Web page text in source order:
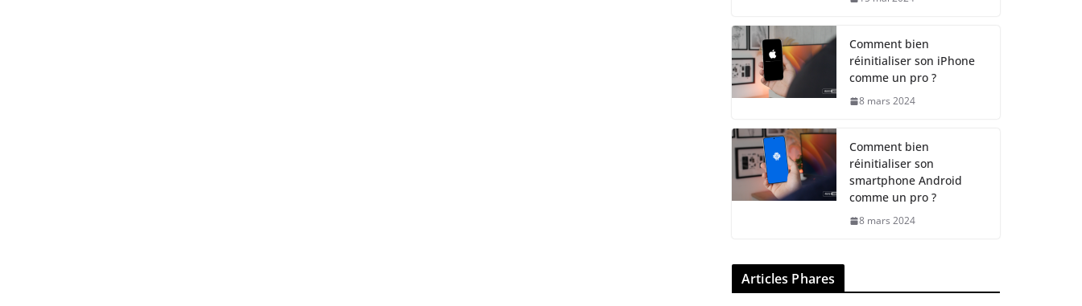
Comment bien
réinitialiser son iPhone
comme un pro ?
8 mars 2024
Comment bien
réinitialiser son
smartphone Android
comme un pro ?
8 mars 2024
Articles Phares